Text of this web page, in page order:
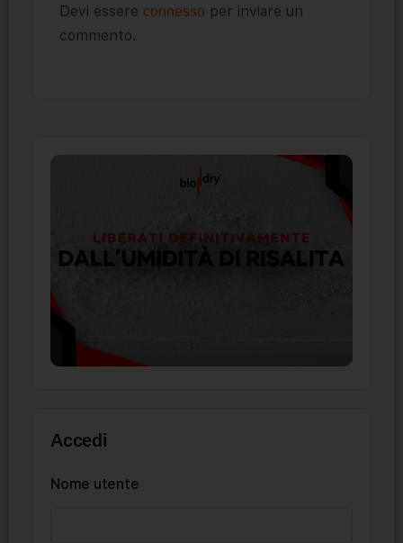
Devi essere connesso per inviare un
commento.
Accedi
Nome utente